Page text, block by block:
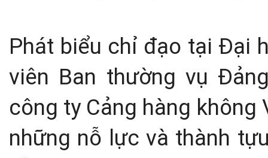
Phát biểu chỉ đạo tại Đại
viên Ban thường vụ
công ty Cảng hàng
những nỗ lực và thành